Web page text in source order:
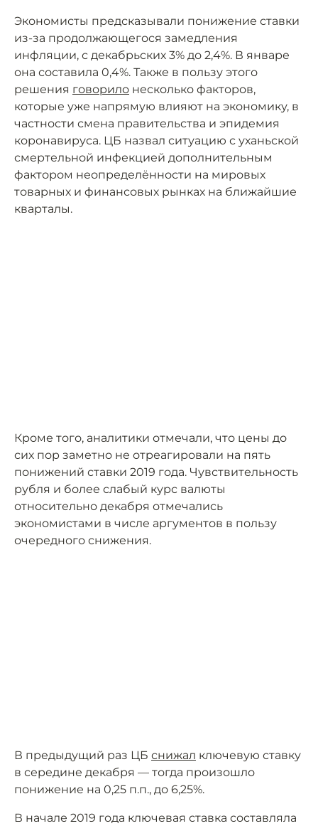
Экономисты предсказывали понижение ставки
из-за продолжающегося замедления
инфляции, с декабрьских 3% до 2,4%. В январе
она составила 0,4%. Также в пользу этого
решения говорило несколько факторов,
которые уже напрямую влияют на экономику, в
частности смена правительства и эпидемия
коронавируса. ЦБ назвал ситуацию с уханьской
смертельной инфекцией дополнительным
фактором неопределённости на мировых
товарных и финансовых рынках на ближайшие
кварталы.
Кроме того, аналитики отмечали, что цены до
сих пор заметно не отреагировали на пять
понижений ставки 2019 года. Чувствительность
рубля и более слабый курс валюты
относительно декабря отмечались
экономистами в числе аргументов в пользу
очередного снижения.
В предыдущий раз ЦБ снижал ключевую ставку
в середине декабря — тогда произошло
понижение на 0,25 п.п., до 6,25%.
В начале 2019 года ключевая ставка составляла